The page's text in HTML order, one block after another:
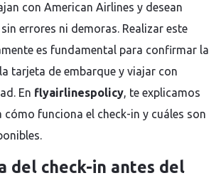
con American Airlines y desean
errores ni demoras. Realizar este
es fundamental para confirmar la
tarjeta de embarque y viajar con
En flyairlinespolicy, te explicamos
cómo funciona el check-in y cuáles son
del check-in antes del